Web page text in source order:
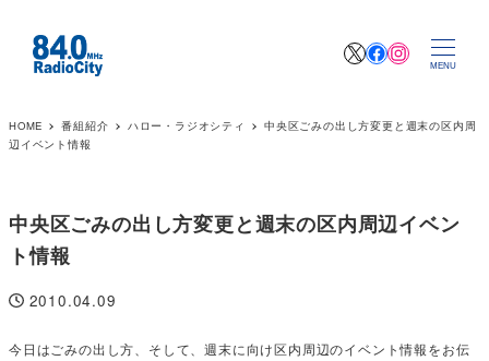
XFacebook
MENU
HOME 番組紹介 ハロー・ラジオシティ
中央区ごみの出し方変更と週末の区内周
辺イベント情報
中央区ごみの出し方変更と週末の区内周辺イベン
ト情報
投稿日
2010.04.09
今日はごみの出し方、そして、週末に向け区内周辺のイベント情報をお伝